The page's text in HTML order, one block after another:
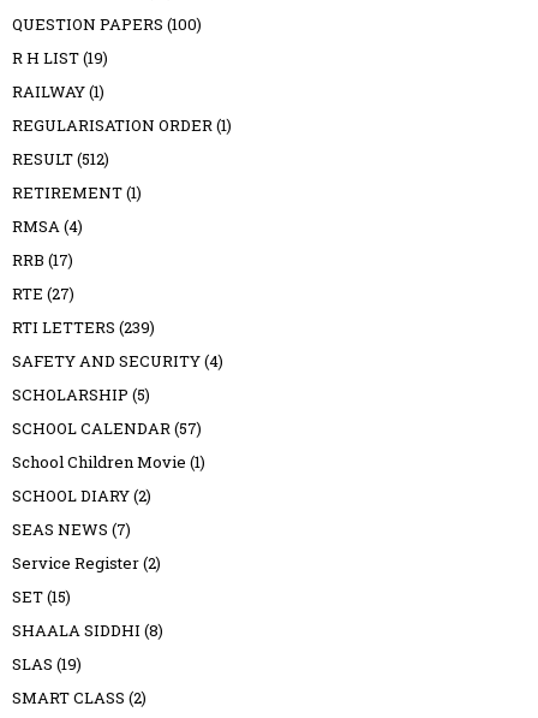
QUESTION PAPERS (100)
R H LIST(19)
RAILWAY(1)
REGULARISATION ORDER(1)
RESULT(512)
RETIREMENT(1)
RMSA(4)
RRB (17)
RTE (27)
RTI LETTERS (239)
SAFETY AND SECURITY(4)
SCHOLARSHIP (5)
SCHOOL CALENDAR(57)
School Children Movie (1)
SCHOOL DIARY(2)
SEAS NEWS (7)
Service Register(2)
SET(15)
SHAALA SIDDHI (8)
SLAS (19)
SMART CLASS (2)